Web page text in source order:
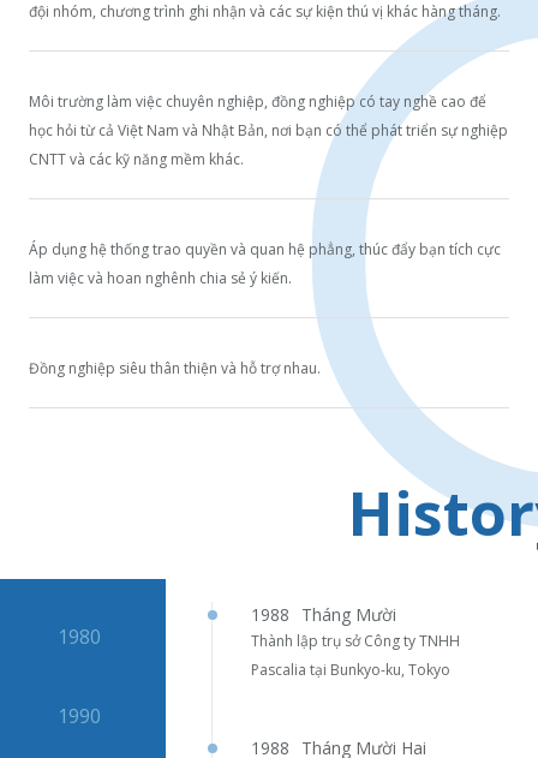
đội nhóm, chương trình ghi nhận và các sự kiện thú vị khác hàng tháng.
Môi trường làm việc chuyên nghiệp, đồng nghiệp có tay nghề cao để
học hỏi từ cả Việt Nam và Nhật Bản, nơi bạn có thể phát triển sự nghiệp
CNTT và các kỹ năng mềm khác.
Áp dụng hệ thống trao quyền và quan hệ phẳng, thúc đẩy bạn tích cực
làm việc và hoan nghênh chia sẻ ý kiến.
Đồng nghiệp siêu thân thiện và hỗ trợ nhau.
1980
1990
1988 Tháng Mười
Thành lập trụ sở Công ty TNHH
Pascalia tại Bunkyo-ku, Tokyo
1988 Tháng Mười Hai